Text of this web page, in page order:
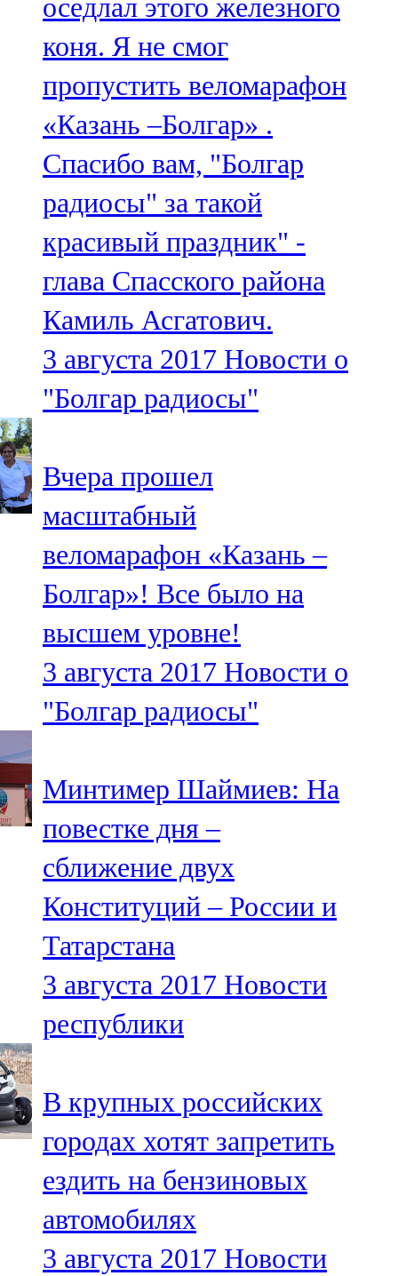
оседлал этого железного
коня. Я не смог
пропустить веломарафон
«Казань –Болгар» .
Спасибо вам, "Болгар
радиосы" за такой
красивый праздник" -
глава Спасского района
Камиль Асгатович.
3 августа 2017 Новости о
"Болгар радиосы"
Вчера прошел
масштабный
веломарафон «Казань –
Болгар»! Все было на
высшем уровне!
3 августа 2017 Новости о
"Болгар радиосы"
Минтимер Шаймиев: На
повестке дня –
сближение двух
Конституций – России и
Татарстана
3 августа 2017 Новости
республики
В крупных российских
городах хотят запретить
ездить на бензиновых
автомобилях
3 августа 2017 Новости